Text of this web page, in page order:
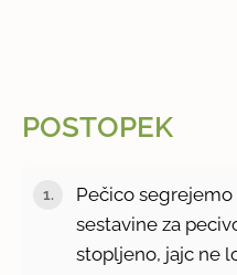
POSTOPEK
Pečico segrejemo
sestavine za
stopljeno, jajc ne